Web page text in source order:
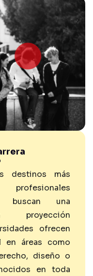
destinos más
buscan una
proyección
ofrecen
en áreas como
diseño o
en toda